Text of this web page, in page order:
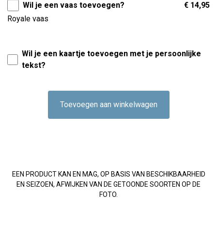
Wil je een vaas toevoegen?
Royale vaas
€ 14,95
Wil je een kaartje toevoegen met je persoonlijke
tekst?
Toevoegen aan winkelwagen
EEN PRODUCT KAN EN MAG, OP BASIS VAN BESCHIKBAARHEID
EN SEIZOEN, AFWIJKEN VAN DE GETOONDE SOORTEN OP DE
FOTO.